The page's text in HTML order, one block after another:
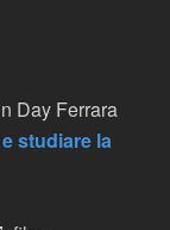
Day Ferrara
studiare la